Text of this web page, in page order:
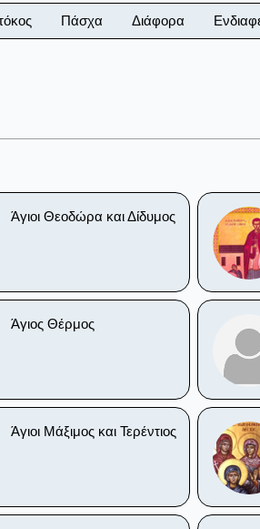
Πάσχα Διάφορα
Άγιοι Θεοδώρα και Δίδυμος
Άγιος Θέρμος
Άγιοι Μάξιμος και Τερέντιος